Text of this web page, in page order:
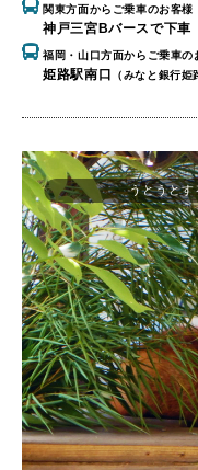
関東方面からご乗車のお客様
神戸三宮Bバースで下車
福岡・山口方面からご乗車の
姫路駅南口 （みなと銀行姫
うとうとす